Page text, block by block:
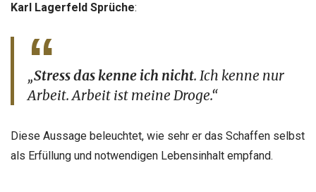
Karl Lagerfeld Sprüche:
„Stress das kenne ich nicht. Ich kenne nur
Arbeit. Arbeit ist meine Droge.“
Diese Aussage beleuchtet, wie sehr er das Schaffen selbst
als Erfüllung und notwendigen Lebensinhalt empfand.